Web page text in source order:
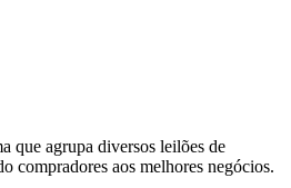
que agrupa diversos leilões de
compradores aos melhores negócios.